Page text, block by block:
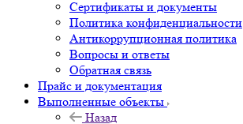
Сертификаты и документы
Политика конфиденциальности
Антикоррупционная политика
Вопросы и ответы
Обратная связь
Прайс и документация
Выполненные объекты
Назад